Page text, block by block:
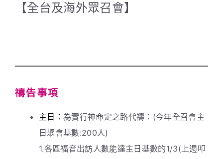
【全台及海外眾召會】
禱告事項
主日：為實行神命定之路代禱：(今年全召會主
日聚會基數:200人)
1.各區福音出訪人數能達主日基數的1/3(上週叩